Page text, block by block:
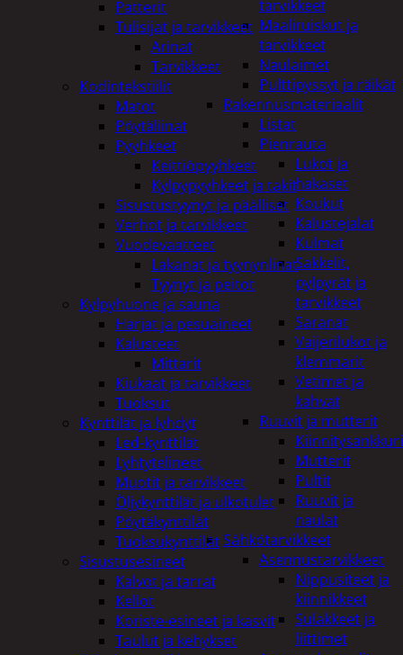
tarvikkeet
Maaliruiskut ja
tarvikkeet
Naulaimet
Pulttipyssyt ja räikät
Rakennusmateriaalit
Listat
Pienrauta
Lukot ja
hakaset
Koukut
Kalustejalat
Kulmat
Sakkelit,
pylpyrät ja
tarvikkeet
Saranat
Vaijerilukot ja
klemmarit
Vetimet ja
kahvat
Ruuvit ja mutterit
Mutterit
Pultit
Ruuvit ja
naulat
Sähkötarvikkeet
Asennustarvikkeet
Nippusiteet ja
kiinnikkeet
Sulakkeet ja
liittimet
Patterit
Tulisijat ja tarvikkeet
Arinat
Tarvikkeet
Kodintekstiilit
Matot
Pöytäliinat
Pyyhkeet
Keittiöpyyhkeet
Kylpypyyhkeet ja takit
Sisustustyynyt ja päälliset
Verhot ja tarvikkeet
Vuodevaatteet
Lakanat ja tyynynlinat
Tyynyt ja peitot
Kylpyhuone ja sauna
Harjat ja pesuaineet
Kalusteet
Mittarit
Kiukaat ja tarvikkeet
Tuoksut
Kynttilät ja lyhdyt
Led-kynttilät
Lyhtytelineet
Muotit ja tarvikkeet
Öljykynttilät ja ulkotulet
Pöytäkynttilät
Tuoksukynttilät
Sisustusesineet
Kalvot ja tarrat
Kellot
Koriste-esineet ja kasvit
Taulut ja kehykset